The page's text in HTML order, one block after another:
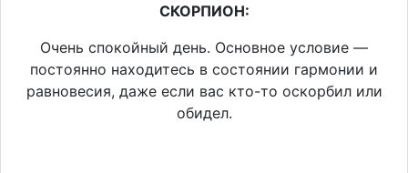
СКОРПИОН:
Очень спокойный день. Основное условие —
постоянно находитесь в состоянии гармонии и
равновесия, даже если вас кто-то оскорбил или
обидел.